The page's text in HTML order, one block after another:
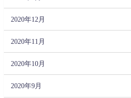
2020年12月
2020年11月
2020年10月
2020年9月